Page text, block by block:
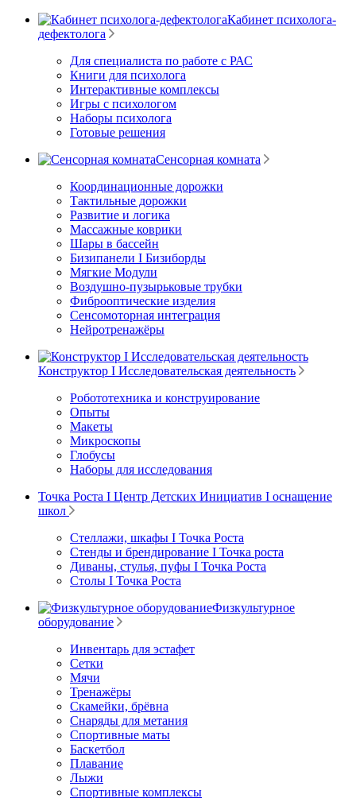
Кабинет психолога-
дефектолога
Для специалиста по работе с РАС
Книги для психолога
Интерактивные комплексы
Игры с психологом
Наборы психолога
Готовые решения
Сенсорная комната
Координационные дорожки
Тактильные дорожки
Развитие и логика
Массажные коврики
Шары в бассейн
Бизипанели I Бизиборды
Мягкие Модули
Воздушно-пузырьковые трубки
Фиброоптические изделия
Сенсомоторная интеграция
Нейротренажёры
Конструктор I Исследовательская деятельность
Робототехника и конструирование
Опыты
Макеты
Микроскопы
Глобусы
Наборы для исследования
Точка Роста I Центр Детских Инициатив I оснащение
школ
Стеллажи, шкафы I Точка Роста
Стенды и брендирование I Точка роста
Диваны, стулья, пуфы I Точка Роста
Столы I Точка Роста
Физкультурное
оборудование
Инвентарь для эстафет
Сетки
Мячи
Тренажёры
Скамейки, брёвна
Снаряды для метания
Спортивные маты
Баскетбол
Плавание
Лыжи
Спортивные комплексы